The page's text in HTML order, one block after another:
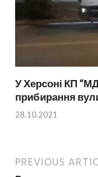
У Херсоні КП
прибирання
28.10.2021
PREVIOUS